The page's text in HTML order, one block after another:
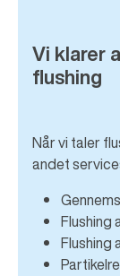
Vi klarer
flushing
Når vi taler
andet
Flushing
Flushing